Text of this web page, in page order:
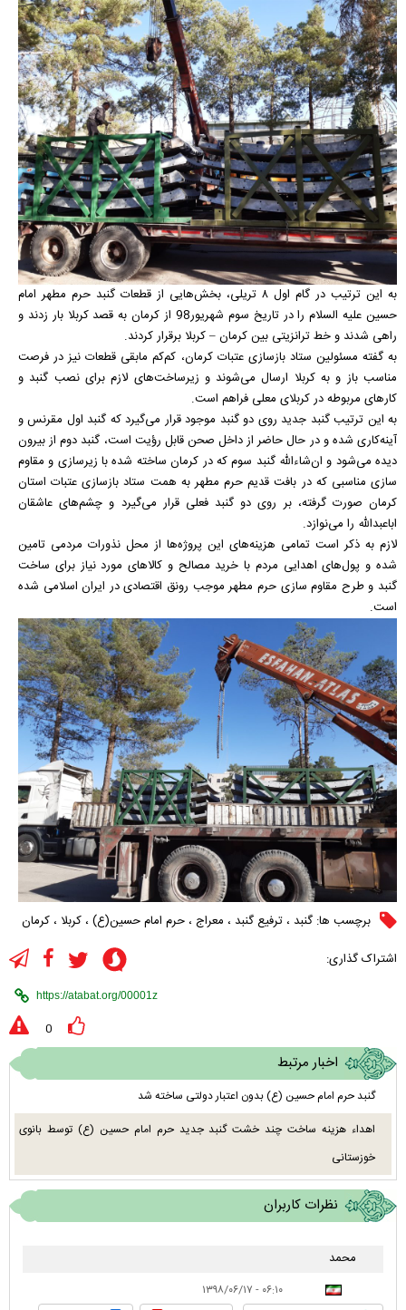
به این ترتیب در گام اول ۸ تریلی، بخش‌هایی از قطعات گنبد حرم مطهر امام
حسین علیه السلام را در تاریخ سوم شهریور98 از کرمان به قصد کربلا بار زدند و
راهی شدند و خط ترانزیتی بین کرمان – کربلا برقرار کردند.
به گفته مسئولین ستاد بازسازی عتبات کرمان، کم‌کم مابقی قطعات نیز در فرصت
مناسب باز و به کربلا ارسال می‌شوند و زیرساخت‌های لازم برای نصب گنبد و
کار‌های مربوطه در کربلای معلی فراهم است.
به این ترتیب گنبد جدید روی دو گنبد موجود قرار می‌گیرد که گنبد اول مقرنس و
آینه‌کاری شده و در حال حاضر از داخل صحن قابل رؤیت است، گنبد دوم از بیرون
دیده می‌شود و ان‌شاءالله گنبد سوم که در کرمان ساخته شده با زیرسازی و مقاوم
سازی مناسبی که در بافت قدیم حرم مطهر به همت ستاد بازسازی عتبات استان
کرمان صورت گرفته، بر روی دو گنبد فعلی قرار می‌گیرد و چشم‌های عاشقان
اباعبدالله را می‌نوازد.
لازم به ذکر است تمامی هزینه‌های این پروژه‌ها از محل نذورات مردمی تامین
شده و پول‌های اهدایی مردم با خرید مصالح و کالا‌های مورد نیاز برای ساخت
گنبد و طرح مقاوم سازی حرم مطهر موجب رونق اقتصادی در ایران اسلامی شده
است.
برچسب ها: گنبد ، ترفیع گنبد ، معراج ، حرم امام حسین(ع) ، کربلا ، کرمان
اشتراک گذاری:
0
اخبار مرتبط
گنبد حرم امام حسین (ع) بدون اعتبار دولتی ساخته شد
اهداء هزینه ساخت چند خشت گنبد جدید حرم امام حسین (ع) توسط بانوی
خوزستانی
نظرات کاربران
محمد
۰۶:۱۰ - ۱۳۹۸/۰۶/۱۷